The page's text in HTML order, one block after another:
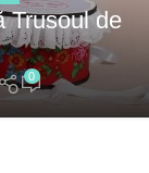
Trusoul de
0